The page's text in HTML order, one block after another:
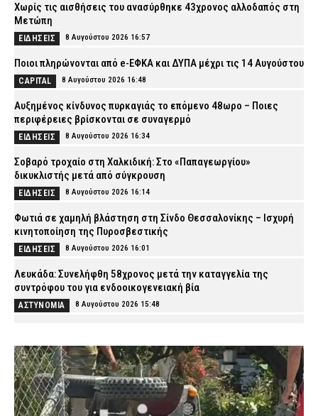
Χωρίς τις αισθήσεις του ανασύρθηκε 43χρονος αλλοδαπός στη
Μετώπη
ΕΙΔΗΣΕΙΣ 8 Αυγούστου 2026 16:57
Ποιοι πληρώνονται από e-ΕΦΚΑ και ΔΥΠΑ μέχρι τις 14 Αυγούστου
CAPITAL 8 Αυγούστου 2026 16:48
Αυξημένος κίνδυνος πυρκαγιάς το επόμενο 48ωρο – Ποιες
περιφέρειες βρίσκονται σε συναγερμό
ΕΙΔΗΣΕΙΣ 8 Αυγούστου 2026 16:34
Σοβαρό τροχαίο στη Χαλκιδική: Στο «Παπαγεωργίου»
δικυκλιστής μετά από σύγκρουση
ΕΙΔΗΣΕΙΣ 8 Αυγούστου 2026 16:14
Φωτιά σε χαμηλή βλάστηση στη Σίνδο Θεσσαλονίκης – Ισχυρή
κινητοποίηση της Πυροσβεστικής
ΕΙΔΗΣΕΙΣ 8 Αυγούστου 2026 16:01
Λευκάδα: Συνελήφθη 58χρονος μετά την καταγγελία της
συντρόφου του για ενδοοικογενειακή βία
ΑΣΤΥΝΟΜΙΑ 8 Αυγούστου 2026 15:48
λόγω μηχανικής βλάβης
ΕΙΔΗΣΕΙΣ 8 Αυγούστου 2026 15:32
Λυκαβηττός: Σε 57χρονη που αγνοούνταν ανήκει η σορός – Από
πτώση ο θάνατός της